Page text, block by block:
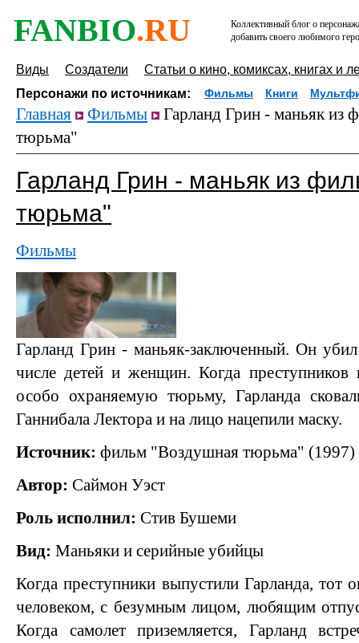
FANBIO.RU
Коллективный блог о
добавить своего любимого
Виды Создатели
Статьи о кино, комиксах, книгах и
Персонажи по источникам:
Фильмы Книги
Главная Фильмы
Гарланд Грин - маньяк из
тюрьма"
Гарланд Грин - маньяк из
тюрьма"
Фильмы
Гарланд Грин - маньяк-заключенный. Он
числе детей и женщин. Когда преступников
особо охраняемую тюрьму, Гарланда
Ганнибала Лектора и на лицо нацепили маску.
Источник: фильм "Воздушная тюрьма" (1997)
Автор: Саймон Уэст
Роль исполнил: Стив Бушеми
Вид: Маньяки и серийные убийцы
Когда преступники выпустили Гарланда, тот
человеком, с безумным лицом, любящим
Когда самолет приземляется, Гарланд